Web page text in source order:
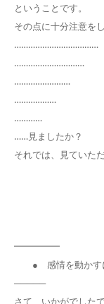
ということです。
その点に十分注意を
………………………………
…………………………
……………………
………………
…………
……見ましたか？
それでは、見ていた
━━━━━
● 感情を動かすに
─────
さて、いかがでした